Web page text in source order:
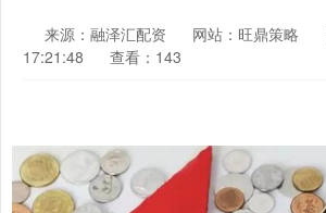
来源：融泽汇配资 网站：旺鼎策略
17:21:48
查看：143